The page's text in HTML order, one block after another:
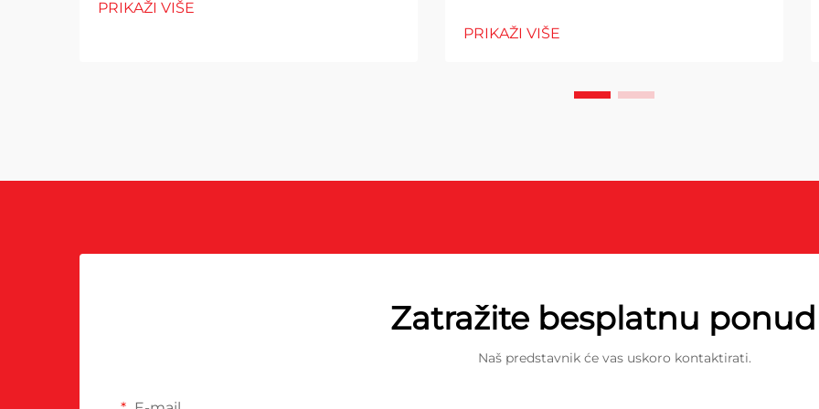
PRIKAŽI VIŠE
PRIKAŽI VIŠE
Zatražite besplatnu
Naš predstavnik će vas uskoro kontaktirati.